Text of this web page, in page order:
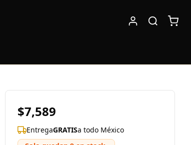
$7,589
EntregaGRATISa todo México